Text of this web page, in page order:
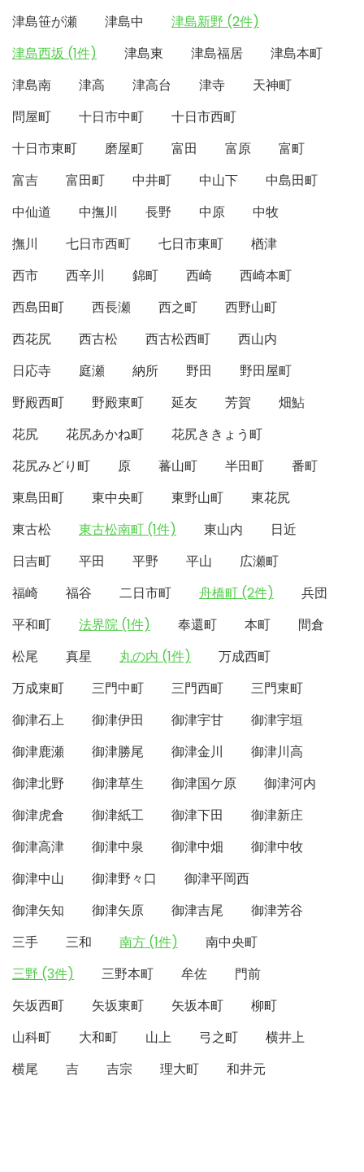
津島笹が瀬
津島中
津島新野 (2件)
津島西坂 (1件)
津島東 津島福居
津島本町
津島南
津高 津高台 津寺
天神町
問屋町
十日市中町
十日市西町
十日市東町
磨屋町 富田 富原
富町
富吉
富田町 中井町 中山下
中島田町
中仙道
中撫川 長野 中原
中牧
撫川
七日市西町 七日市東町
楢津
西市
西辛川 錦町 西崎
西崎本町
西島田町
西長瀬 西之町
西野山町
西花尻
西古松 西古松西町
西山内
日応寺
庭瀬 納所 野田
野田屋町
野殿西町
野殿東町 延友 芳賀
畑鮎
花尻
花尻あかね町
花尻ききょう町
花尻みどり町
原 蕃山町 半田町
番町
東島田町
東中央町 東野山町
東花尻
東古松
東古松南町 (1件) 東山内
日近
日吉町
平田 平野 平山
広瀬町
福崎
福谷 二日市町 舟橋町 (2件)
兵団
平和町
法界院 (1件) 奉還町 本町
間倉
松尾
真星 丸の内 (1件)
万成西町
万成東町
三門中町 三門西町
三門東町
御津石上
御津伊田 御津宇甘
御津宇垣
御津鹿瀬
御津勝尾 御津金川
御津川高
御津北野
御津草生 御津国ケ原
御津河内
御津虎倉
御津紙工 御津下田
御津新庄
御津高津
御津中泉 御津中畑
御津中牧
御津中山
御津野々口
御津平岡西
御津矢知
御津矢原 御津吉尾
御津芳谷
三手
三和 南方 (1件)
南中央町
三野 (3件)
三野本町 牟佐
門前
矢坂西町
矢坂東町 矢坂本町
柳町
山科町
大和町 山上 弓之町
横井上
横尾
吉 吉宗 理大町 和井元